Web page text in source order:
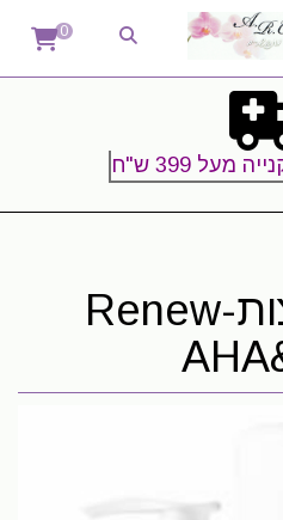
0
מעל 399 ש"ח
מי פנים חומצות-Renew